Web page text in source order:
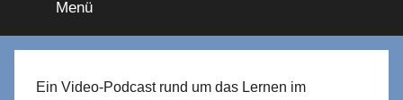
Menü
Ein Video-Podcast rund um das Lernen im